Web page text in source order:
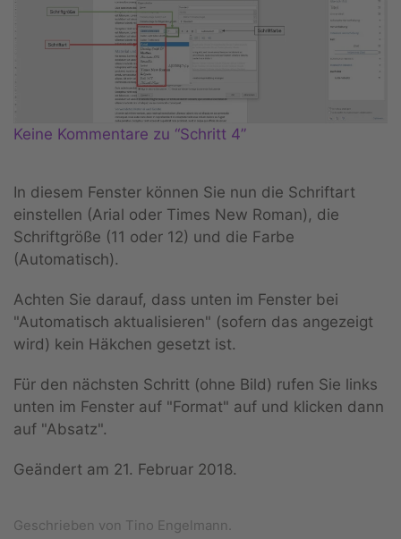
Keine Kommentare zu “Schritt 4”
In diesem Fenster können Sie nun die Schriftart
einstellen (Arial oder Times New Roman), die
Schriftgröße (11 oder 12) und die Farbe
(Automatisch).
Achten Sie darauf, dass unten im Fenster bei
"Automatisch aktualisieren" (sofern das angezeigt
wird) kein Häkchen gesetzt ist.
Für den nächsten Schritt (ohne Bild) rufen Sie links
unten im Fenster auf "Format" auf und klicken dann
auf "Absatz".
Geändert am 21. Februar 2018.
Geschrieben von Tino Engelmann.